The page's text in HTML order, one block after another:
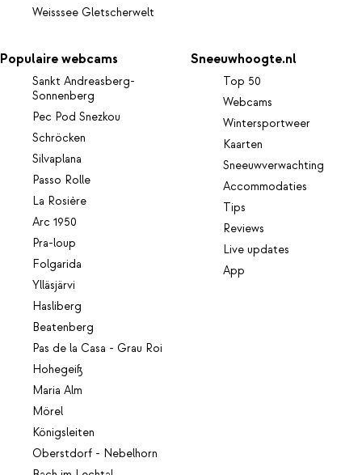
Weisssee Gletscherwelt
Populaire webcams
Sankt Andreasberg-
Sonnenberg
Pec Pod Snezkou
Schröcken
Silvaplana
Passo Rolle
La Rosière
Arc 1950
Pra-loup
Folgarida
Ylläsjärvi
Hasliberg
Beatenberg
Pas de la Casa - Grau Roi
Hohegeiß
Maria Alm
Mörel
Königsleiten
Oberstdorf - Nebelhorn
Sneeuwhoogte.nl
Top 50
Webcams
Wintersportweer
Kaarten
Sneeuwverwachting
Accommodaties
Tips
Reviews
Live updates
App